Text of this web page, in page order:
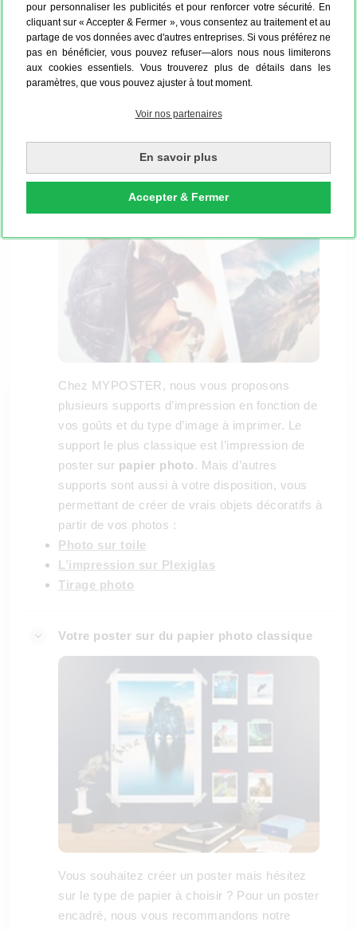
pour personnaliser les publicités et pour renforcer votre sécurité. En
cliquant sur « Accepter & Fermer », vous consentez au traitement et au
partage de vos données avec d'autres entreprises. Si vous préférez ne
pas en bénéficier, vous pouvez refuser—alors nous nous limiterons
aux cookies essentiels. Vous trouverez plus de détails dans les
paramètres, que vous pouvez ajuster à tout moment.
Voir nos partenaires
En savoir plus
Accepter & Fermer
EN SAVOIR PLUS SUR LA
Quel support pour votre poster ?
Chez MYPOSTER, nous vous proposons
plusieurs supports d’impression en fonction de
vos goûts et du type d’image à imprimer. Le
support le plus classique est l’impression de
poster sur papier photo. Mais d’autres
supports sont aussi à votre disposition, vous
permettant de créer de vrais objets décoratifs à
partir de vos photos :
Photo sur toile
L’impression sur Plexiglas
Tirage photo
Votre poster sur du papier photo classique
Vous souhaitez créer un poster mais hésitez
sur le type de papier à choisir ? Pour un poster
encadré, nous vous recommandons notre